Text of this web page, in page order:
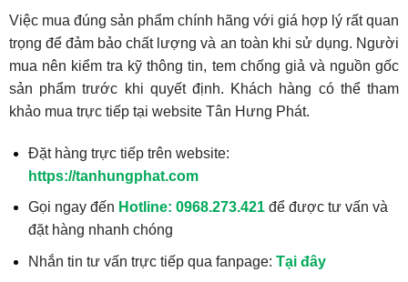
Việc mua đúng sản phẩm chính hãng với giá hợp lý rất quan
trọng để đảm bảo chất lượng và an toàn khi sử dụng. Người
mua nên kiểm tra kỹ thông tin, tem chống giả và nguồn gốc
sản phẩm trước khi quyết định. Khách hàng có thể tham
khảo mua trực tiếp tại website Tân Hưng Phát.
Đặt hàng trực tiếp trên website:
https://tanhungphat.com
Gọi ngay đến Hotline: 0968.273.421để được tư vấn và
đặt hàng nhanh chóng
Nhắn tin tư vấn trực tiếp qua fanpage: Tại đây